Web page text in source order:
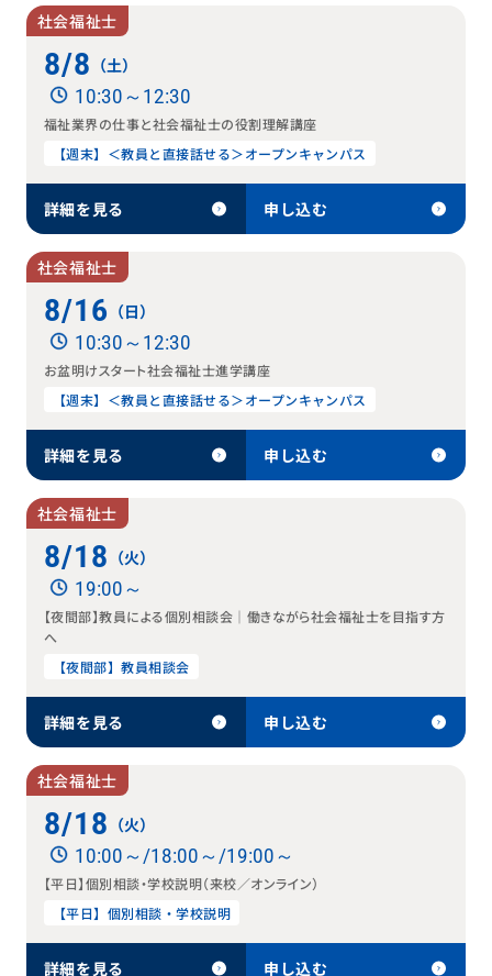
社会福祉士
8/8 （土）
10:30～12:30
福祉業界の仕事と社会福祉士の役割理解講座
【週末】＜教員と直接話せる＞オープンキャンパス
詳細を見る 申し込む
社会福祉士
8/16 （日）
10:30～12:30
お盆明けスタート社会福祉士進学講座
【週末】＜教員と直接話せる＞オープンキャンパス
詳細を見る 申し込む
社会福祉士
8/18 （火）
19:00～
【夜間部】教員による個別相談会｜働きながら社会福祉士を目指す方
へ
【夜間部】教員相談会
詳細を見る 申し込む
社会福祉士
8/18 （火）
10:00～/18:00～/19:00～
【平日】個別相談・学校説明（来校／オンライン）
【平日】個別相談・学校説明
詳細を見る 申し込む